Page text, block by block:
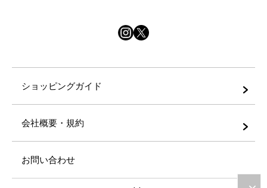
ショッピングガイド
会社概要・規約
お問い合わせ